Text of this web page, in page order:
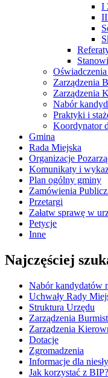
I
II
Zarządzenia
Zarządzenia
Nabór
Praktyki i
Koordynator
Gmina
Rada Miejska
Organizacje
Komunikaty i
Plan ogólny gminy
Zamówienia
Przetargi
Załatw sprawę w
Petycje
Inne
Najczęściej
Nabór kandydatów
Uchwały Rady
Struktura Urzędu
Zarządzenia
Zarządzenia
Dotacje
Zgromadzenia
Informacje dla
Jak korzystać z BIP?